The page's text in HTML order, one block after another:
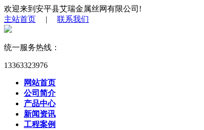
欢迎来到安平县艾瑞金属丝网有限公司!
主站首页 | 联系我们
统一服务热线：
13363323976
网站首页
公司简介
产品中心
新闻资讯
工程案例